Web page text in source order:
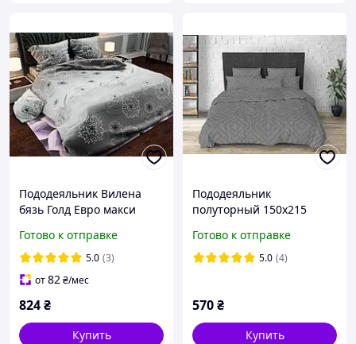
Пододеяльник Вилена
бязь Голд Евро макси
Одуванчик галактика
серый
Готово к отправке
5.0 (3)
от82₴/мес
824₴
Купить
Пододеяльник
полуторный 150х215
Люкс
Готово к отправке
5.0 (4)
570₴
Купить